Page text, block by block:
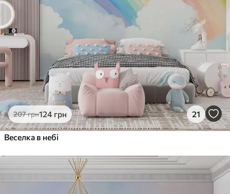
207грн124 грн 21
Веселка в небі